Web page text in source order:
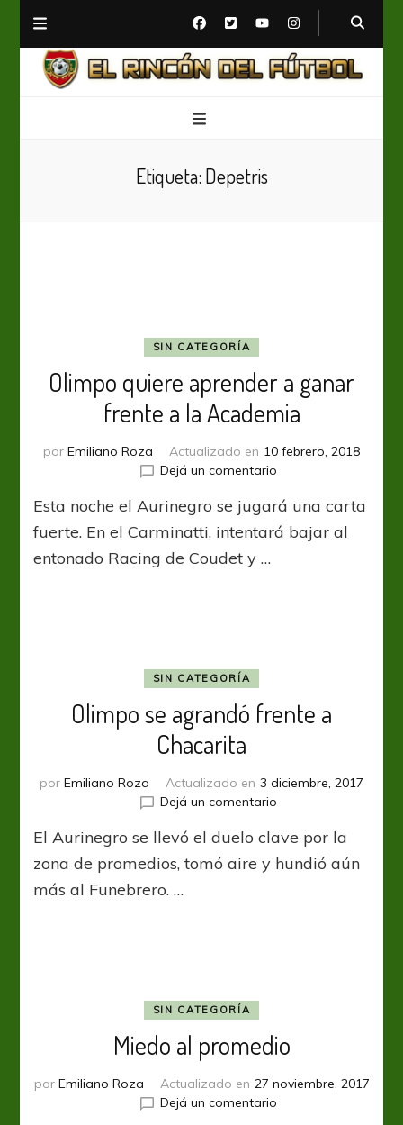
Etiqueta: Depetris
SIN CATEGORÍA
Olimpo quiere aprender a ganar
frente a la Academia
por Emiliano Roza Actualizado en 10 febrero, 2018
Dejá un comentarioen
quiere
aprender
Esta noche el Aurinegro se jugará una carta
fuerte. En el Carminatti, intentará bajar al
entonado Racing de Coudet y …
SIN CATEGORÍA
Olimpo se agrandó frente a
Chacarita
por Emiliano Roza Actualizado en 3 diciembre, 2017
Dejá un comentarioen
se
agrandó
El Aurinegro se llevó el duelo clave por la
zona de promedios, tomó aire y hundió aún
más al Funebrero. …
SIN CATEGORÍA
Miedo al promedio
por Emiliano Roza Actualizado en 27 noviembre, 2017
Dejá un comentarioen